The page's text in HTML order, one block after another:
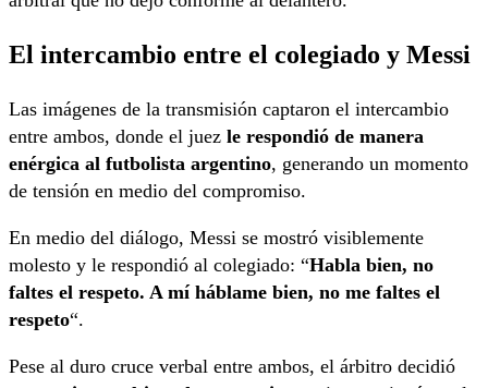
El intercambio entre el colegiado y Messi
Las imágenes de la transmisión captaron el intercambio
entre ambos, donde el juez le respondió de manera
enérgica al futbolista argentino, generando un momento
de tensión en medio del compromiso.
En medio del diálogo, Messi se mostró visiblemente
molesto y le respondió al colegiado: “Habla bien, no
faltes el respeto. A mí háblame bien, no me faltes el
respeto“.
Pese al duro cruce verbal entre ambos, el árbitro decidió